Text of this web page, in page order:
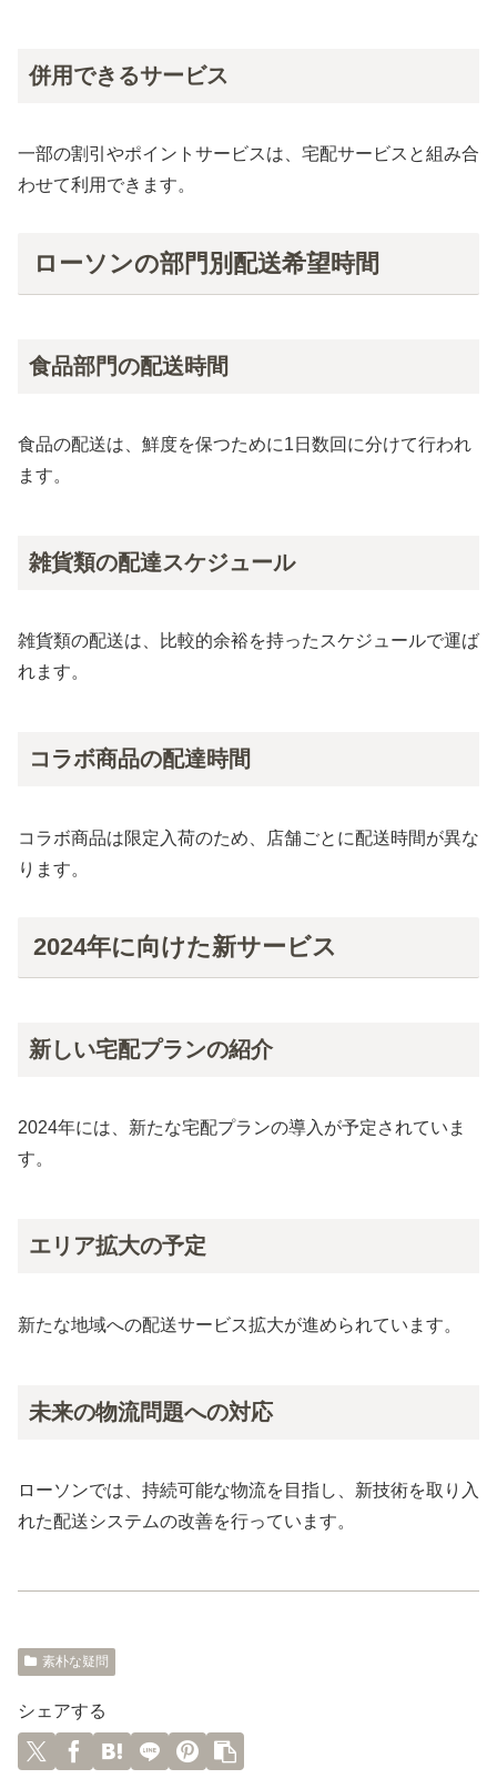
併用できるサービス
一部の割引やポイントサービスは、宅配サービスと組み合
わせて利用できます。
ローソンの部門別配送希望時間
食品部門の配送時間
食品の配送は、鮮度を保つために1日数回に分けて行われ
ます。
雑貨類の配達スケジュール
雑貨類の配送は、比較的余裕を持ったスケジュールで運ば
れます。
コラボ商品の配達時間
コラボ商品は限定入荷のため、店舗ごとに配送時間が異な
ります。
2024年に向けた新サービス
新しい宅配プランの紹介
2024年には、新たな宅配プランの導入が予定されていま
す。
エリア拡大の予定
新たな地域への配送サービス拡大が進められています。
未来の物流問題への対応
ローソンでは、持続可能な物流を目指し、新技術を取り入
れた配送システムの改善を行っています。
素朴な疑問
シェアする